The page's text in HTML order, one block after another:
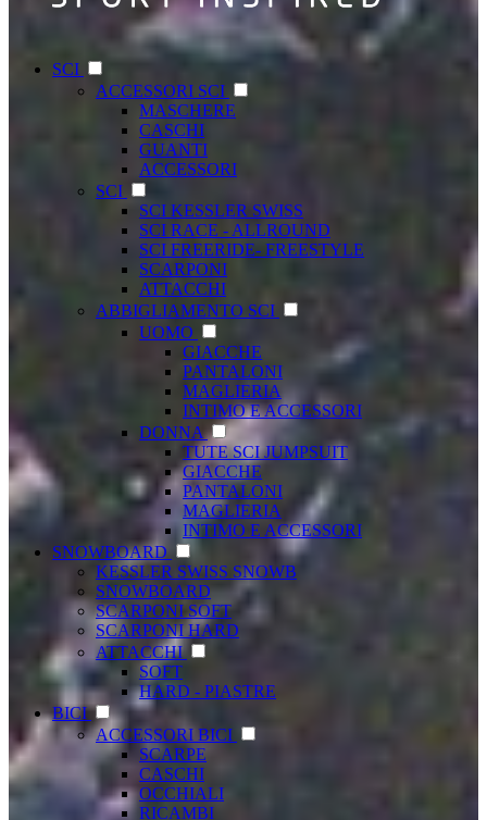
SCI
ACCESSORI SCI
MASCHERE
CASCHI
GUANTI
ACCESSORI
SCI
SCI KESSLER SWISS
SCI RACE - ALLROUND
SCI FREERIDE- FREESTYLE
SCARPONI
ATTACCHI
ABBIGLIAMENTO SCI
UOMO
GIACCHE
PANTALONI
MAGLIERIA
INTIMO E ACCESSORI
DONNA
TUTE SCI JUMPSUIT
GIACCHE
PANTALONI
MAGLIERIA
INTIMO E ACCESSORI
SNOWBOARD
KESSLER SWISS SNOWB
SNOWBOARD
SCARPONI SOFT
SCARPONI HARD
ATTACCHI
SOFT
HARD - PIASTRE
BICI
ACCESSORI BICI
SCARPE
CASCHI
OCCHIALI
RICAMBI